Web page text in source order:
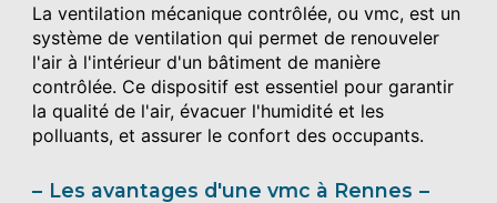
La ventilation mécanique contrôlée, ou vmc, est un
système de ventilation qui permet de renouveler
l'air à l'intérieur d'un bâtiment de manière
contrôlée. Ce dispositif est essentiel pour garantir
la qualité de l'air, évacuer l'humidité et les
polluants, et assurer le confort des occupants.
Les avantages d'une vmc à Rennes